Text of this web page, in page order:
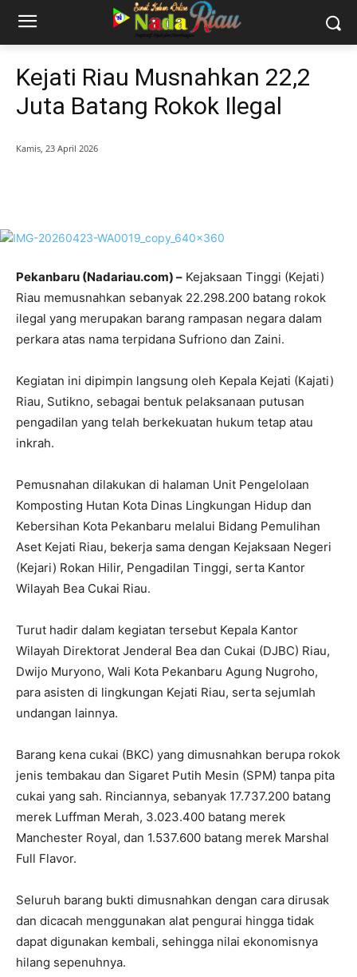
Kejati Riau Musnahkan 22,2
Juta Batang Rokok Ilegal
Kamis, 23 April 2026
Pekanbaru (Nadariau.com) – Kejaksaan Tinggi (Kejati)
Riau memusnahkan sebanyak 22.298.200 batang rokok
ilegal yang merupakan barang rampasan negara dalam
perkara atas nama terpidana Sufriono dan Zaini.
Kegiatan ini dipimpin langsung oleh Kepala Kejati (Kajati)
Riau, Sutikno, sebagai bentuk pelaksanaan putusan
pengadilan yang telah berkekuatan hukum tetap atau
inkrah.
Pemusnahan dilakukan di halaman Unit Pengelolaan
Komposting Hutan Kota Dinas Lingkungan Hidup dan
Kebersihan Kota Pekanbaru melalui Bidang Pemulihan
Aset Kejati Riau, bekerja sama dengan Kejaksaan Negeri
(Kejari) Rokan Hilir, Pengadilan Tinggi, serta Kantor
Wilayah Bea Cukai Riau.
Turut hadir dalam kegiatan tersebut Kepala Kantor
Wilayah Direktorat Jenderal Bea dan Cukai (DJBC) Riau,
Dwijo Muryono, Wali Kota Pekanbaru Agung Nugroho,
para asisten di lingkungan Kejati Riau, serta sejumlah
undangan lainnya.
Barang kena cukai (BKC) yang dimusnahkan berupa rokok
jenis tembakau dan Sigaret Putih Mesin (SPM) tanpa pita
cukai yang sah. Rinciannya, sebanyak 17.737.200 batang
merek Luffman Merah, 3.023.400 batang merek
Manchester Royal, dan 1.537.600 batang merek Marshal
Full Flavor.
Seluruh barang bukti dimusnahkan dengan cara dirusak
dan dicacah menggunakan alat pengurai hingga tidak
dapat digunakan kembali, sehingga nilai ekonomisnya
hilang sepenuhnya.